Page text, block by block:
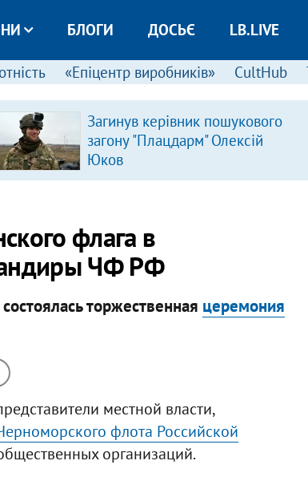
БЛОГИ ДОСЬЄ LB.LIVE
«Епіцентр виробників» CultHub
Загинув керівник пошукового
загону "Плацдарм" Олексій
Юков
флага в
ЧФ РФ
торжественная церемония
местной власти,
флота Российской
организаций.